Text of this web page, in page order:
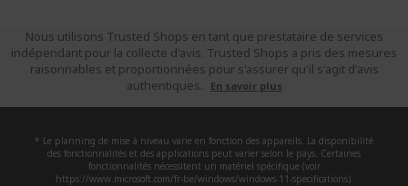
Nous utilisons Trusted Shops en tant que prestataire de services
indépendant pour la collecte d'avis. Trusted Shops a pris des mesures
raisonnables et proportionnées pour s'assurer qu'il s'agit d'avis
authentiques.
En savoir plus
* Le planning de mise à niveau varie en fonction des appareils. La disponibilité
des fonctionnalités et des applications peut varier selon le pays. Certaines
fonctionnalités nécessitent un matériel spécifique (voir
https://www.microsoft.com/fr-be/windows/windows-11-specifications).